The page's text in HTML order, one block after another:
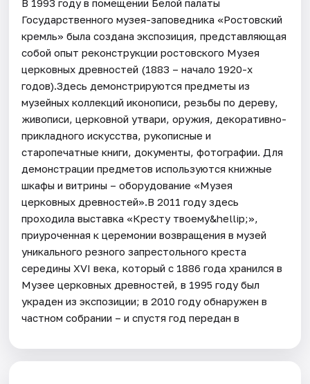
В 1993 году в помещении Белой палаты
Государственного музея-заповедника «Ростовский
кремль» была создана экспозиция, представляющая
собой опыт реконструкции ростовского Музея
церковных древностей (1883 – начало 1920-х
годов).Здесь демонстрируются предметы из
музейных коллекций иконописи, резьбы по дереву,
живописи, церковной утвари, оружия, декоративно-
прикладного искусства, рукописные и
старопечатные книги, документы, фотографии. Для
демонстрации предметов используются книжные
шкафы и витрины – оборудование «Музея
церковных древностей».В 2011 году здесь
проходила выставка «Кресту твоему&hellip;»,
приуроченная к церемонии возвращения в музей
уникального резного запрестольного креста
середины XVI века, который с 1886 года хранился в
Музее церковных древностей, в 1995 году был
украден из экспозиции; в 2010 году обнаружен в
частном собрании – и спустя год передан в